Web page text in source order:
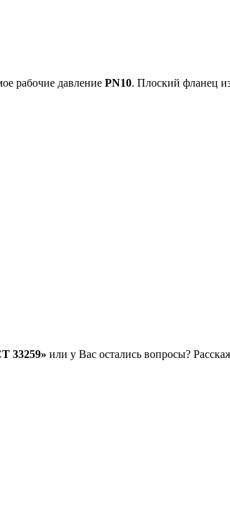
рабочие давление PN10. Плоский фланец
33259» или у Вас остались вопросы?